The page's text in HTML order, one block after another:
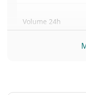
Volume 24h
Volume / Limite de